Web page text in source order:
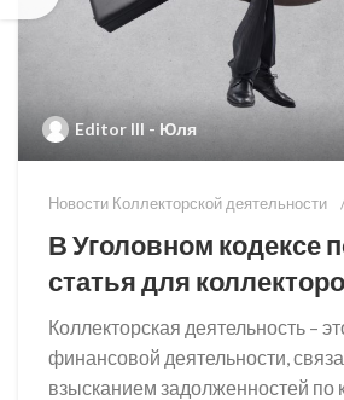
Editor III - Юля
Новости Коллекторской деятельности
В Уголовном кодексе
статья для
Коллекторская деятельность –
финансовой деятельности,
взысканием задолженностей по